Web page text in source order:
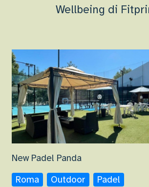
Wellbeing di
New Padel Panda
Roma
Outdoor Padel